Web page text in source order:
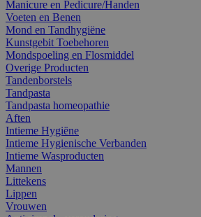
Manicure en Pedicure/Handen
Voeten en Benen
Mond en Tandhygiëne
Kunstgebit Toebehoren
Mondspoeling en Flosmiddel
Overige Producten
Tandenborstels
Tandpasta
Tandpasta homeopathie
Aften
Intieme Hygiëne
Intieme Hygienische Verbanden
Intieme Wasproducten
Mannen
Littekens
Lippen
Vrouwen